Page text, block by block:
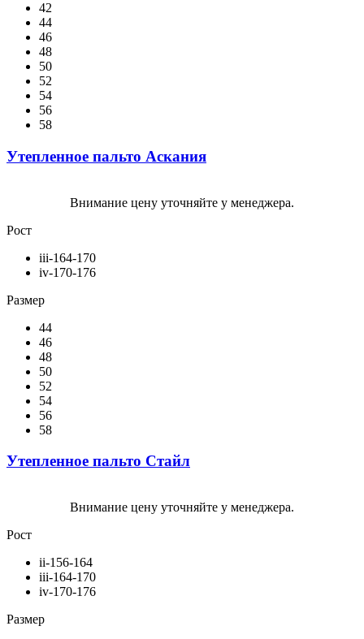
42
44
46
48
50
52
54
56
58
Утепленное пальто Аскания
Внимание цену уточняйте у менеджера.
Рост
iii-164-170
iv-170-176
Размер
44
46
48
50
52
54
56
58
Утепленное пальто Стайл
Внимание цену уточняйте у менеджера.
Рост
ii-156-164
iii-164-170
iv-170-176
Размер